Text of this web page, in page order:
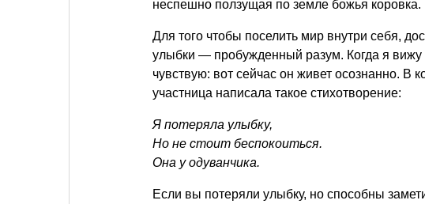
неспешно ползущая по земле божья
Для того чтобы поселить мир внутри себя,
улыбки — пробужденный разум. Когда я вижу
чувствую: вот сейчас он живет осознанно. В
участница написала такое стихотворение:
Я потеряла улыбку,
Но не стоит беспокоиться.
Она у одуванчика.
Если вы потеряли улыбку, но способны